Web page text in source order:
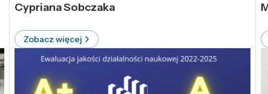
Cypriana Sobczaka
Zobacz więcej